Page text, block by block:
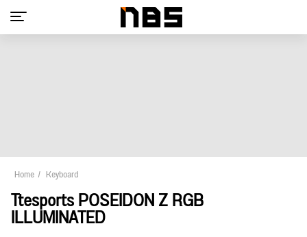
Home Keyboard
Ttesports POSEIDON Z RGB
ILLUMINATED